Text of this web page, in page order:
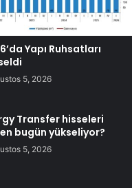
Yapı Ruhsatları
5, 2026
Transfer hisseleri
bugün yükseliyor?
5, 2026